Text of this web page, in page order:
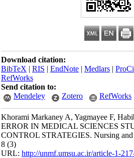
Download citation:
BibTeX|RIS|EndNote|Medlars|
RefWorks
Send citation to:
Mendeley
Zotero RefWorks
Khorami Markaney A, Yagmayee F,
ERROR IN MEDICAL SCIENCES
CONTROL STRATEGIES. Nursing
8 (3)
URL:http://unmf.umsu.ac.ir/article-1-